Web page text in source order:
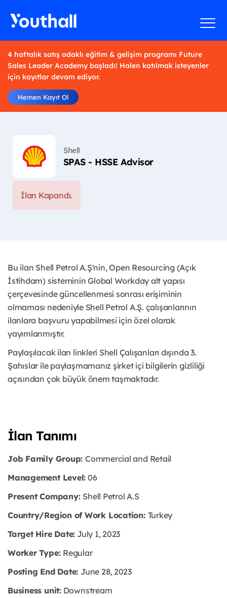
4 haftalık satış odaklı eğitim & gelişim programı Future
Sales Leader Academy başladı! Halen katılmak isteyenler
için kayıtlar devam ediyor.
Hemen Kayıt Ol
Shell
SPAS - HSSE Advisor
İlan Kapandı.
Bu ilan Shell Petrol A.Ş'nin, Open Resourcing (Açık
İstihdam) sisteminin Global Workday alt yapısı
çerçevesinde güncellenmesi sonrası erişiminin
olmaması nedeniyle Shell Petrol A.Ş. çalışanlarının
ilanlara başvuru yapabilmesi için özel olarak
yayımlanmıştır.
Paylaşılacak ilan linkleri Shell Çalışanları dışında 3.
Şahıslar ile paylaşmamanız şirket içi bilgilerin gizliliği
açısından çok büyük önem taşmaktadır.
İlan Tanımı
Job Family Group: Commercial and Retail
Management Level: 06
Present Company: Shell Petrol A.S
Country/Region of Work Location: Turkey
Target Hire Date: July 1, 2023
Worker Type: Regular
Posting End Date: June 28, 2023
Business unit:Downstream